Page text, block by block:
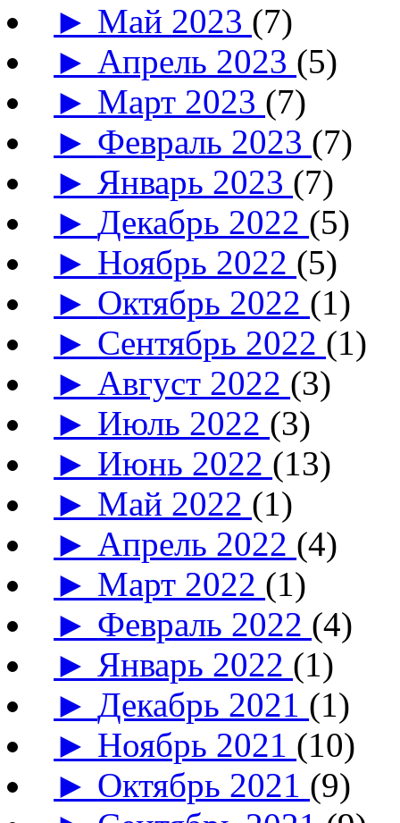
► Май 2023 (7)
► Апрель 2023 (5)
► Март 2023 (7)
► Февраль 2023 (7)
► Январь 2023 (7)
►Декабрь 2022 (5)
► Ноябрь 2022 (5)
► Октябрь 2022 (1)
► Сентябрь 2022 (1)
► Август 2022 (3)
► Июль 2022 (3)
► Июнь 2022 (13)
► Май 2022 (1)
► Апрель 2022 (4)
► Март 2022 (1)
► Февраль 2022 (4)
► Январь 2022 (1)
►Декабрь 2021 (1)
► Ноябрь 2021 (10)
► Октябрь 2021 (9)